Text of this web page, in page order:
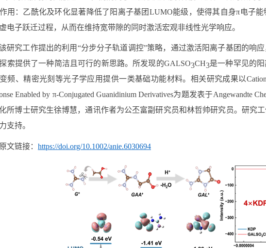
用：乙酰化及环化显著降低了阳离子基团 LUMO能级，使得其自身π电子
电子跃迁过程，从而在维持宽带隙的同时激活宏观非线性光学响应。
研究工作提出的利用“分步分子轨道调控”策略，通过激活阳离子基团的响
索提供了一种简洁且可行的新思路。所发现的GALSO3CH3是一种罕见的
频、精密光刻等光子学应用提供一类基础功能材料。相关研究成果以
Enabled by π-Conjugated Guanidinium Derivatives为题发表于Angewandte
所博士研究生徐博慧，通讯作者为公丕富副研究员和林哲帅研究员。研究
支持。
原文链接： https://doi.org/10.1002/anie.6030694